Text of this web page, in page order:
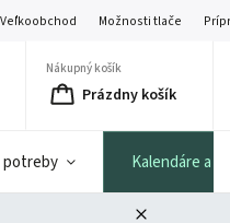
Veľkoobchod Možnosti tlače
Nákupný košík
Prázdny košík
potreby Kalendáre a